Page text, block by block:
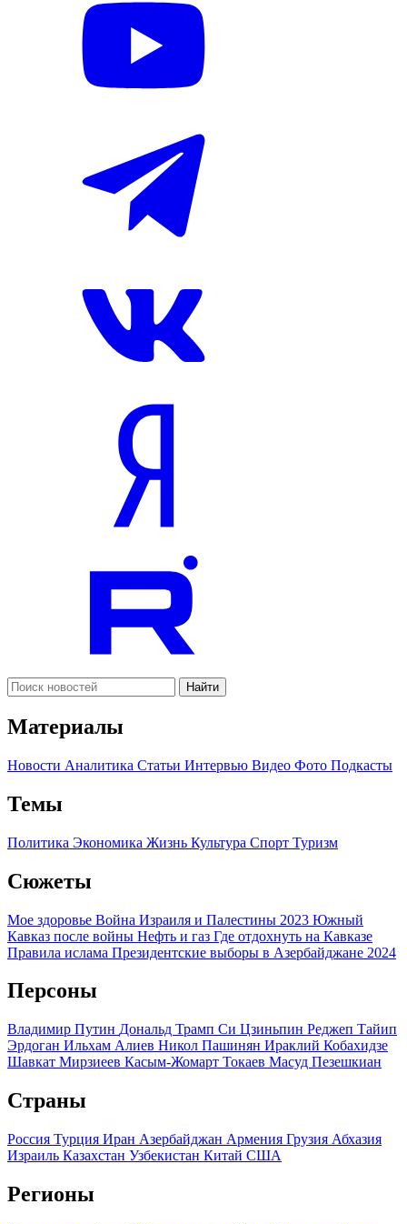
Найти
Материалы
Новости Аналитика Статьи Интервью Видео Фото Подкасты
Темы
Политика Экономика Жизнь Культура Спорт Туризм
Сюжеты
Мое здоровье Война Израиля и Палестины 2023 Южный
Кавказ после войны Нефть и газ Где отдохнуть на Кавказе
Правила ислама Президентские выборы в Азербайджане 2024
Персоны
Владимир Путин Дональд Трамп Си Цзиньпин Реджеп Тайип
Эрдоган Ильхам Алиев Никол Пашинян Ираклий Кобахидзе
Шавкат Мирзиеев Касым-Жомарт Токаев Масуд Пезешкиан
Страны
Россия Турция Иран Азербайджан Армения Грузия Абхазия
Израиль Казахстан Узбекистан Китай США
Регионы